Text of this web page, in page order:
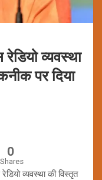
व्यवस्था
पर दिया
0
Shares
व्यवस्था की विस्तृत